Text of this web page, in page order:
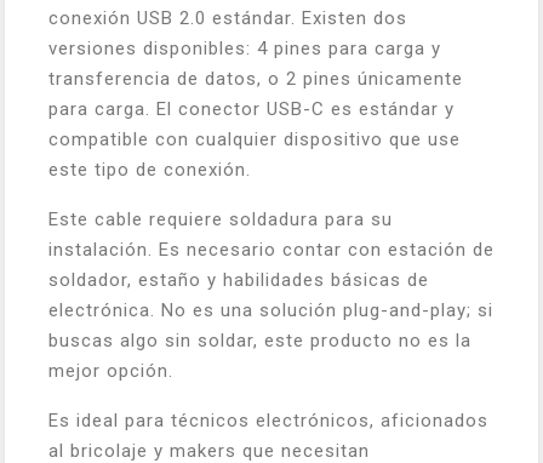
conexión USB 2.0 estándar. Existen dos
versiones disponibles: 4 pines para carga y
transferencia de datos, o 2 pines únicamente
para carga. El conector USB-C es estándar y
compatible con cualquier dispositivo que use
este tipo de conexión.
Este cable requiere soldadura para su
instalación. Es necesario contar con estación de
soldador, estaño y habilidades básicas de
electrónica. No es una solución plug-and-play; si
buscas algo sin soldar, este producto no es la
mejor opción.
Es ideal para técnicos electrónicos, aficionados
al bricolaje y makers que necesitan